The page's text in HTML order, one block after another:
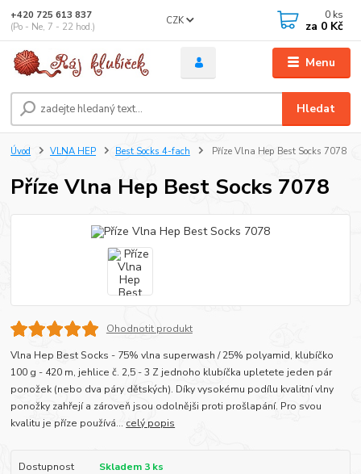
Menu
CZK
Hledat
+420 725 613 837
(Po - Ne, 7 - 22 hod.)
0 ks
za 0 Kč
Úvod VLNA HEP Best Socks 4-fach Příze Vlna Hep Best Socks 7078
Příze Vlna Hep Best Socks 7078
Ohodnotit produkt
Vlna Hep Best Socks - 75% vlna superwash / 25% polyamid, klubíčko
100 g - 420 m, jehlice č. 2,5 - 3 Z jednoho klubíčka upletete jeden pár
ponožek (nebo dva páry dětských). Díky vysokému podílu kvalitní vlny
ponožky zahřejí a zároveň jsou odolnějši proti prošlapání. Pro svou
kvalitu je příze používá... celý popis
Dostupnost Skladem 3 ks